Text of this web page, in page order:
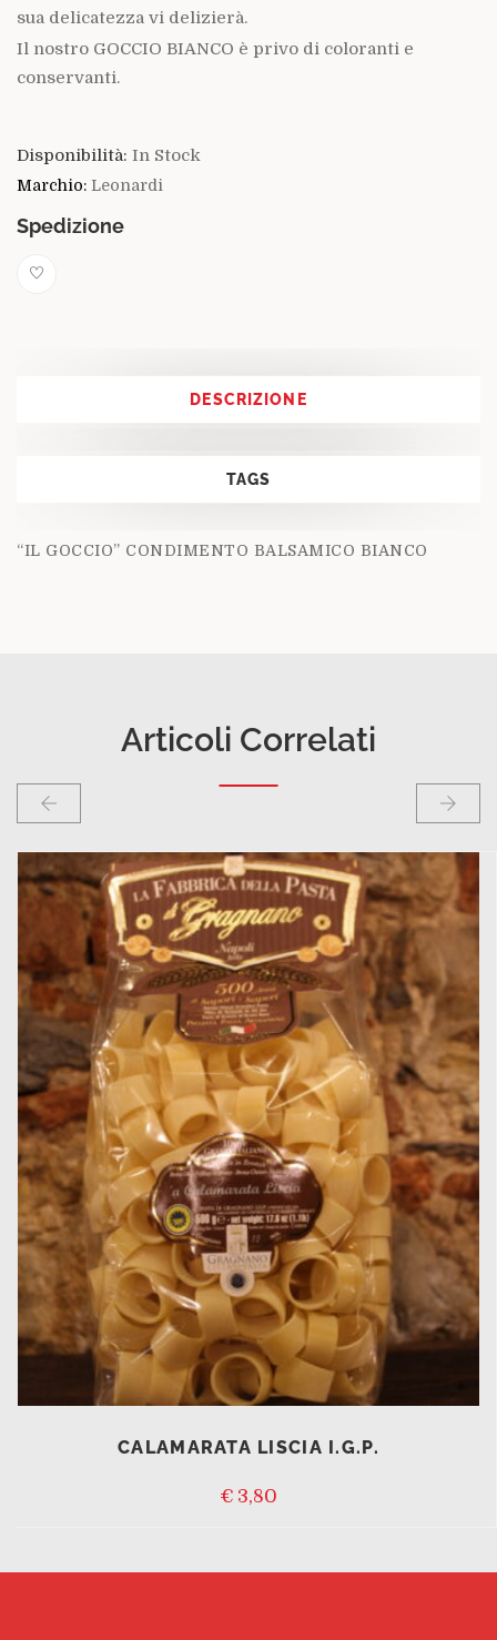
sua delicatezza vi delizierà.
Il nostro GOCCIO BIANCO è privo di coloranti e
conservanti.
Disponibilità: In Stock
Marchio: Leonardi
Spedizione
DESCRIZIONE
TAGS
“IL GOCCIO” CONDIMENTO BALSAMICO BIANCO
Articoli Correlati
CALAMARATA LISCIA I.G.P.
€ 3,80